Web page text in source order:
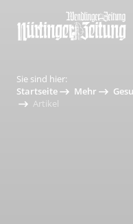
Sie sind hier:
Startseite
Mehr
Artikel